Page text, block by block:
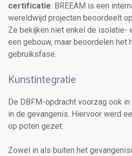
certificatie. BREEAM is een
wereldwijd projecten beoordeelt
Ze bekijken niet enkel de isolatie-
een gebouw, maar beoordelen het
gebruiksfase.
Kunstintegratie
De DBFM-opdracht voorzag ook
in de gevangenis. Hiervoor werd
op poten gezet.
Zowel in als buiten het